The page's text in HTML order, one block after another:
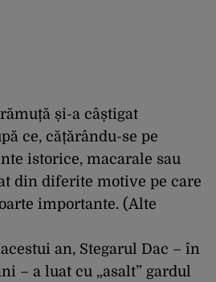
și-a câștigat
ce, cățărându-se pe
istorice, macarale sau
din diferite motive pe care
importante. (Alte
an, Stegarul Dac – în
– a luat cu „asalt” gardul